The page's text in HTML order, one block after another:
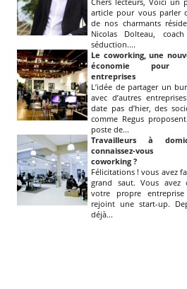
article pour vous parler
de nos charmants
Nicolas Dolteau,
séduction....
Le coworking, une
économie pour
entreprises
L’idée de partager un
avec d’autres
date pas d’hier, des
comme Regus
poste de...
Travailleurs à
connaissez-
coworking ?
Félicitations ! vous avez
grand saut. Vous avez
votre propre
rejoint une start-up.
déjà...